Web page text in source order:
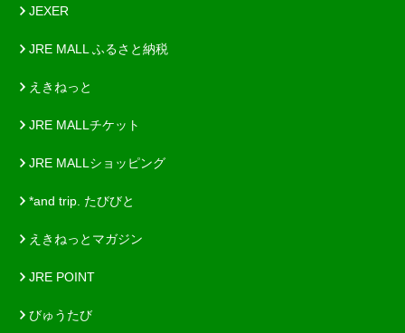
JEXER
JRE MALL ふるさと納税
えきねっと
JRE MALLチケット
JRE MALLショッピング
*and trip. たびびと
えきねっとマガジン
JRE POINT
びゅうたび